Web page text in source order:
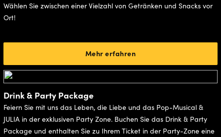
Wählen Sie zwischen einer Vielzahl von Getränken und Snacks vor
Ort!
Mehr erfahren
Drink & Party Package
Feiern Sie mit uns das Leben, die Liebe und das Pop-Musical &
JULIA in der exklusiven Party Zone. Buchen Sie das Drink & Party
Package und enthalten Sie zu Ihrem Ticket in der Party-Zone eine